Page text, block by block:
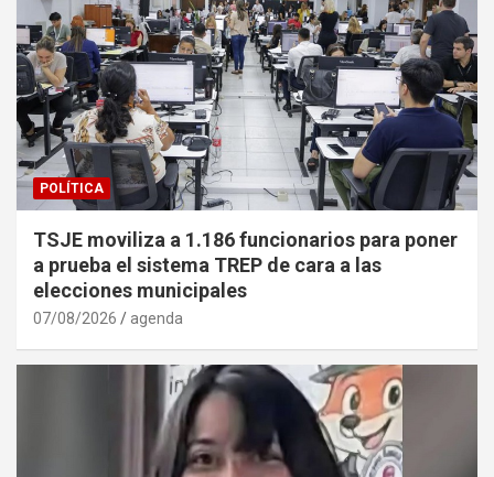
POLÍTICA
TSJE moviliza a 1.186 funcionarios para poner
a prueba el sistema TREP de cara a las
elecciones municipales
07/08/2026 agenda